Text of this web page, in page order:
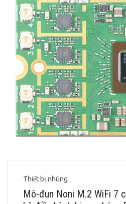
Thiết bị nhúng
Mô-đun Noni M.2 WiFi 7